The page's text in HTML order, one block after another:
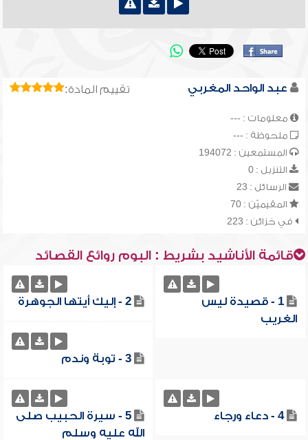
تقييم المادة: عبد الواحد المغربي
معلومات : ---
ملحوظة : ---
المستمعين : 194072
التنزيل : 0
الرسائل : 23
المقيميّن : 70
في خزائن : 223
قائمة الأناشيد بشريط : البوم روائع القصائد
1 - قصيدة ليس
الغريب
2 - إليك أيتها الجوهرة
3 - توبة وندم
4 - دعاء ورجاء
5 - سيرة الحبيب صلى
الله عليه وسلم